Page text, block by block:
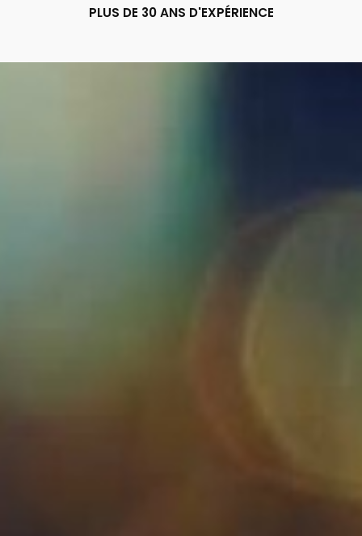
PLUS DE 30 ANS D'EXPÉRIENCE